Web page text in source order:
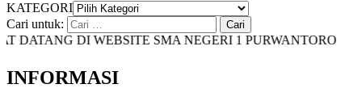
KATEGORI
Cari untuk:
DI WEBSITE SMA NEGERI 1 PURWANTORO
INFORMASI